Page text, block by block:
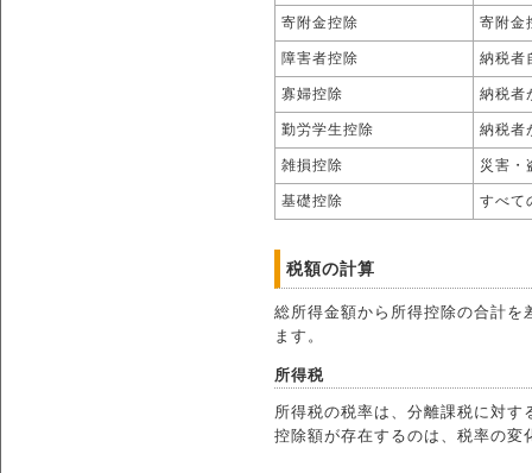
寄附金控除 寄附金
障害者控除 納税者
寡婦控除 納税者
勤労学生控除 納税者
雑損控除 災害・
基礎控除 すべて
税額の計算
総所得金額から所得控除の合計
ます。
所得税
所得税の税率は、分離課税に対
控除額が存在するのは、税率の